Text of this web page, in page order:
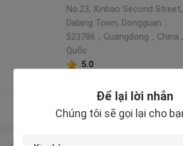
Để lại lời nhắn
Chúng tôi sẽ gọi lại cho
No.23, Xinbao Second Street,
Dalang Town, Dongguan，
523786，Guangdong，China
Quốc
5.0
Xem thêm